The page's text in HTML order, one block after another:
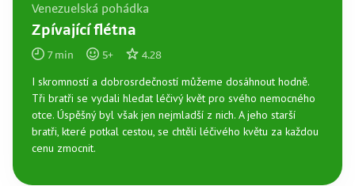
Venezuelská pohádka
Zpívající flétna
7min 5+ 4.28
I skromností a dobrosrdečností můžeme dosáhnout hodně.
Tři bratři se vydali hledat léčivý květ pro svého nemocného
otce. Úspěšný byl však jen nejmladší z nich. A jeho starší
bratři, které potkal cestou, se chtěli léčivého květu za každou
cenu zmocnit.